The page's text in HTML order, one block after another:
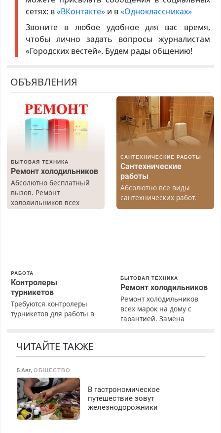
сетях: в«ВКонтакте»и в«Одноклассниках»
Звоните в любое удобное для вас время,
чтобы лично задать вопросы журналистам
«Городских вестей». Будем рады общению!
ОБЪЯВЛЕНИЯ
БЫТОВАЯ ТЕХНИКА
Ремонт холодильников
Абсолютно бесплатный
вызов. Ремонт
холодильников всех
марок на дому, с
САНТЕХНИЧЕСКИЕ РАБОТЫ
Сантехнические
работы
Абсолютно все виды
сантехнических работ.
Быстро. Качественно.
РАБОТА
Контролеры
турникетов
Требуются контролеры
турникетов для работы в
Прием по ТК РФ. График
З/п – до 96000 рублей до
вычета налогов.
Ежемесячно
выплачивается денежная
премия. Возможно
бесплатное обучение,
БЫТОВАЯ ТЕХНИКА
Ремонт холодильников
Ремонт холодильников
всех марок на дому с
гарантией. Замена
Вызов бесплатный.
ЧИТАЙТЕ ТАКЖЕ
5 Авг, ОБЩЕСТВО
В гастрономическое
путешествие зовут
железнодорожники